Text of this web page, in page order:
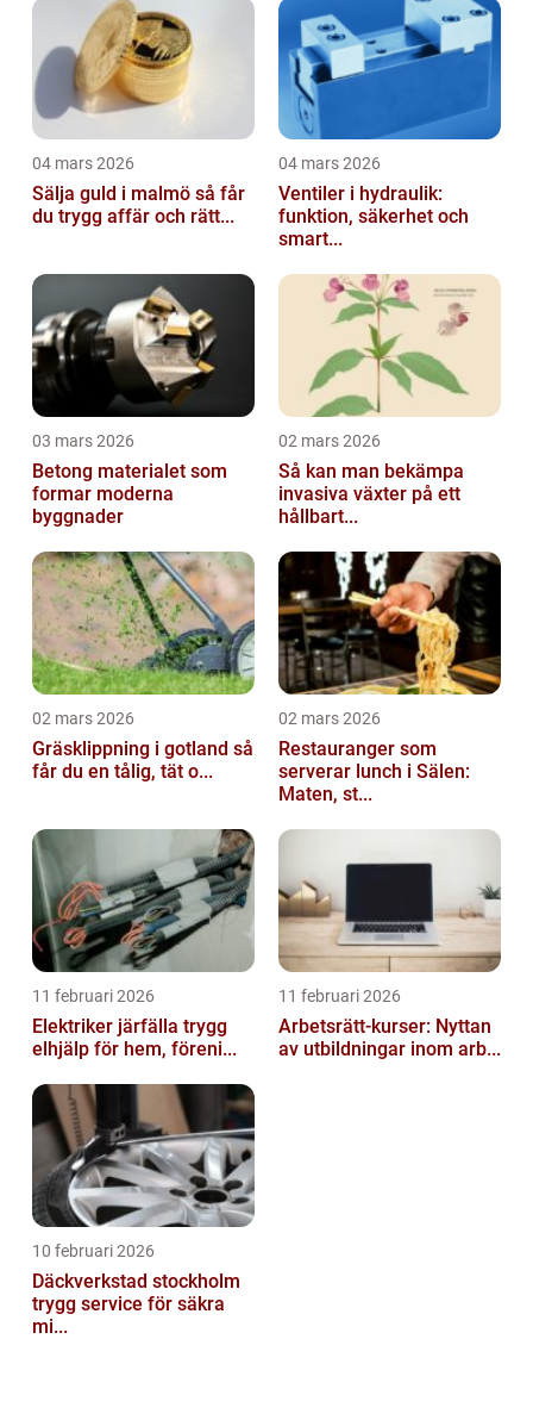
04 mars 2026
Sälja guld i malmö så får
du trygg affär och rätt...
04 mars 2026
Ventiler i hydraulik:
funktion, säkerhet och
smart...
03 mars 2026
Betong materialet som
formar moderna
byggnader
02 mars 2026
Så kan man bekämpa
invasiva växter på ett
hållbart...
02 mars 2026
Gräsklippning i gotland så
får du en tålig, tät o...
02 mars 2026
Restauranger som
serverar lunch i Sälen:
Maten, st...
11 februari 2026
Elektriker järfälla trygg
elhjälp för hem, föreni...
11 februari 2026
Arbetsrätt-kurser: Nyttan
av utbildningar inom arb...
10 februari 2026
Däckverkstad stockholm
trygg service för säkra
mi...